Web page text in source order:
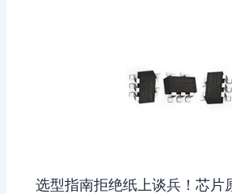
选型指南拒绝纸上谈兵！芯片